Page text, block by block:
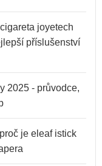
joyetech
příslušenství
2025 - průvodce,
je eleaf istick